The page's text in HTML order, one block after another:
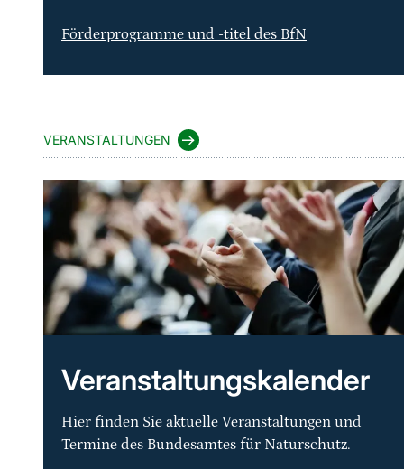
Förderprogramme und -titel des BfN
VERANSTALTUNGEN
Veranstaltungskalender
Hier finden Sie aktuelle Veranstaltungen und
Termine des Bundesamtes für Naturschutz.